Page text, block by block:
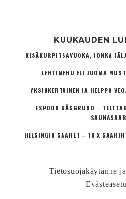
KUUKAUDEN
KESÄKURPITSAVUOKA, JONKA
LEHTIMEHU ELI JUOMA
YKSINKERTAINEN JA HELPPO
ESPOON GÅSGRUND –
HELSINGIN SAARET – 10 X
Tietosuojakäytänne